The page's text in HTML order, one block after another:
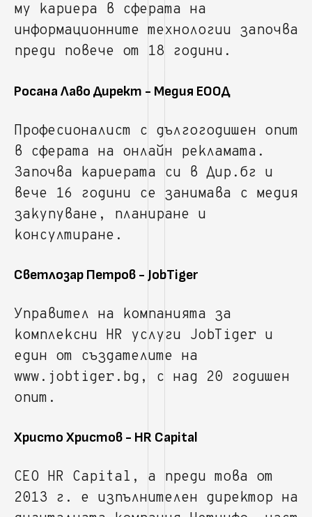
му кариера в сферата на
информационните технологии започва
преди повече от 18 години.
Росана Лаво Директ - Медия ЕООД
Професионалист с дългогодишен опит
в сферата на онлайн рекламата.
Започва кариерата си в Дир.бг и
вече 16 години се занимава с медия
закупуване, планиране и
консултиране.
Светлозар Петров - JobTiger
Управител на компанията за
комплексни HR услуги JobTiger и
един от създателите на
www.jobtiger.bg, с над 20 годишен
опит.
Христо Христов - HR Capital
CEO HR Capital, а преди това от
2013 г. e изпълнителен директор на